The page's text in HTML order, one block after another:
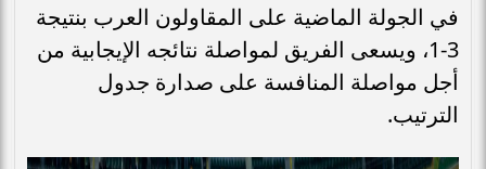
في الجولة الماضية على المقاولون العرب بنتيجة
3-1، ويسعى الفريق لمواصلة نتائجه الإيجابية من
أجل مواصلة المنافسة على صدارة جدول
الترتيب.